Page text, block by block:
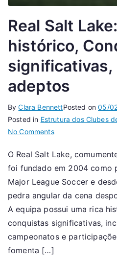
Real Salt
histórico,
significativas,
adeptos
ByClara BennettPosted on05/
Posted in Estrutura dos Clubes
No Commentson
Salt
Lake:
Contexto
histórico,
Conquistas
Cultura
dos
O Real Salt Lake,
foi fundado em 2004 como
Major League Soccer e
pedra angular da cena
A equipa possui uma rica
conquistas significativas,
campeonatos e
fomenta […]